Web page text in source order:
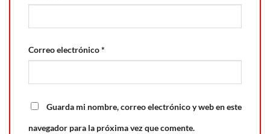
Correo electrónico*
Guarda mi nombre, correo electrónico y web en este
navegador para la próxima vez que comente.